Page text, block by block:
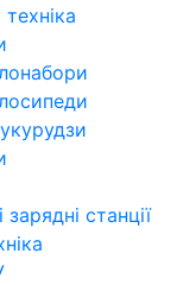
станції